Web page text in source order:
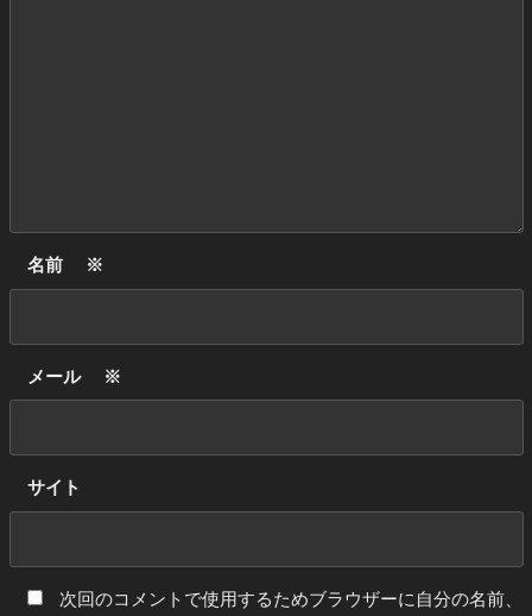
名前 ※
メール ※
サイト
次回のコメントで使用するためブラウザーに自分の名前、